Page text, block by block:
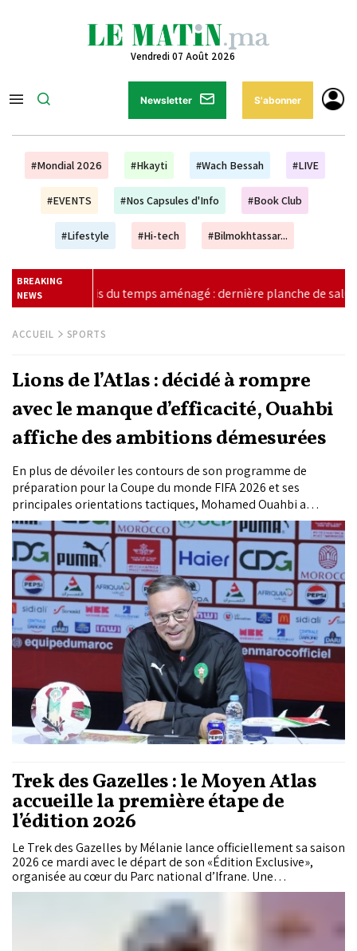
Vendredi 07 Août 2026
Newsletter S'abonner
#Mondial 2026 #Hkayti #Wach Bessah #LIVE
#EVENTS #Nos Capsules d'Info #Book Club
#Lifestyle #Hi-tech #Bilmokhtassar...
BREAKING
NEWSplanche de salut pour l’université publique, ou premier pas
ACCUEIL SPORTS
Lions de l’Atlas : décidé à rompre
avec le manque d’efficacité, Ouahbi
affiche des ambitions démesurées
En plus de dévoiler les contours de son programme de
préparation pour la Coupe du monde FIFA 2026 et ses
principales orientations tactiques, Mohamed Ouahbi a
formulé plusieurs promesses. Le nouveau sélectionneur
national s’est engagé à rompre avec les difficultés ayant
marqué la période de son prédécesseur, à commencer par le
manque de réalisme, en affichant des ambitions démesurées
pour le prochain Mondial : «Je crois fermement que nous
pouvons aller au bout et remporter la Coupe du monde !»
Trek des Gazelles : le Moyen Atlas
accueille la première étape de
l’édition 2026
Le Trek des Gazelles by Mélanie lance officiellement sa saison
2026 ce mardi avec le départ de son «Édition Exclusive»,
organisée au cœur du Parc national d’Ifrane. Une
cinquantaine de participantes venues de différents horizons
prendront part à cette aventure 100% féminine mêlant
randonnée, découverte du patrimoine naturel marocain et
engagement solidaire.